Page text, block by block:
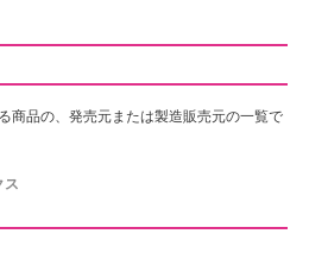
商品の、発売元または製造販売元の一覧で
ス